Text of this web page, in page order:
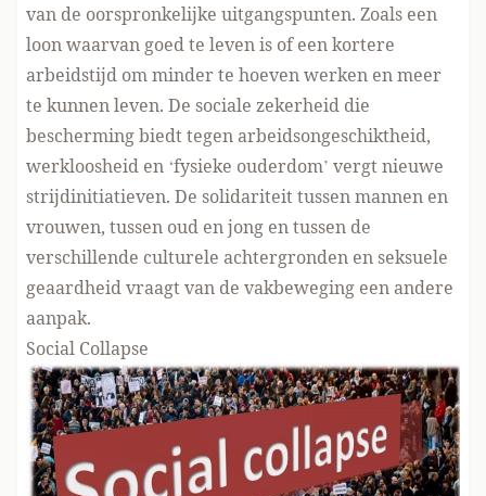
van de oorspronkelijke uitgangspunten. Zoals een
loon waarvan goed te leven is of een kortere
arbeidstijd om minder te hoeven werken en meer
te kunnen leven. De sociale zekerheid die
bescherming biedt tegen arbeidsongeschiktheid,
werkloosheid en ‘fysieke ouderdom’ vergt nieuwe
strijdinitiatieven. De solidariteit tussen mannen en
vrouwen, tussen oud en jong en tussen de
verschillende culturele achtergronden en seksuele
geaardheid vraagt van de vakbeweging een andere
aanpak.
Social Collapse